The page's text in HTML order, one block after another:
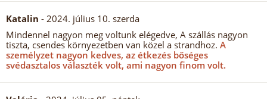
Katalin - 2024. július 10. szerda
Mindennel nagyon meg voltunk elégedve, A szállás nagyon
tiszta, csendes környezetben van közel a strandhoz. A
személyzet nagyon kedves, az étkezés bőséges
svédasztalos választék volt, ami nagyon finom volt.